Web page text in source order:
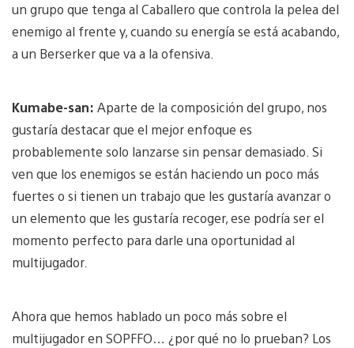
un grupo que tenga al Caballero que controla la pelea del
enemigo al frente y, cuando su energía se está acabando,
a un Berserker que va a la ofensiva.
Kumabe-san: Aparte de la composición del grupo, nos
gustaría destacar que el mejor enfoque es
probablemente solo lanzarse sin pensar demasiado. Si
ven que los enemigos se están haciendo un poco más
fuertes o si tienen un trabajo que les gustaría avanzar o
un elemento que les gustaría recoger, ese podría ser el
momento perfecto para darle una oportunidad al
multijugador.
Ahora que hemos hablado un poco más sobre el
multijugador en SOPFFO… ¿por qué no lo prueban? Los